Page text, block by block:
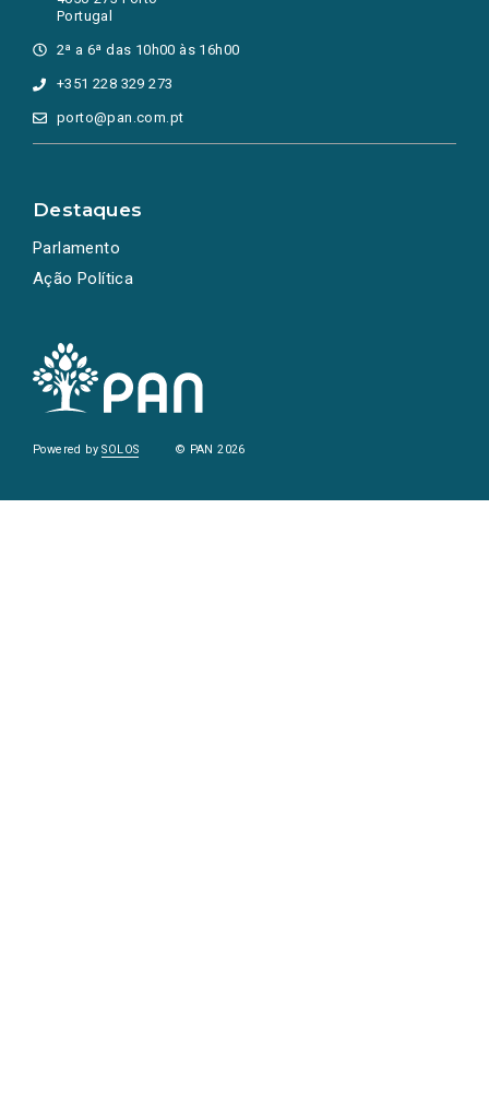
Portugal
2ª a 6ª das 10h00 às 16h00
+351 228 329 273
porto@pan.com.pt
Destaques
Parlamento
Ação Política
Powered bySOLOS © PAN 2026